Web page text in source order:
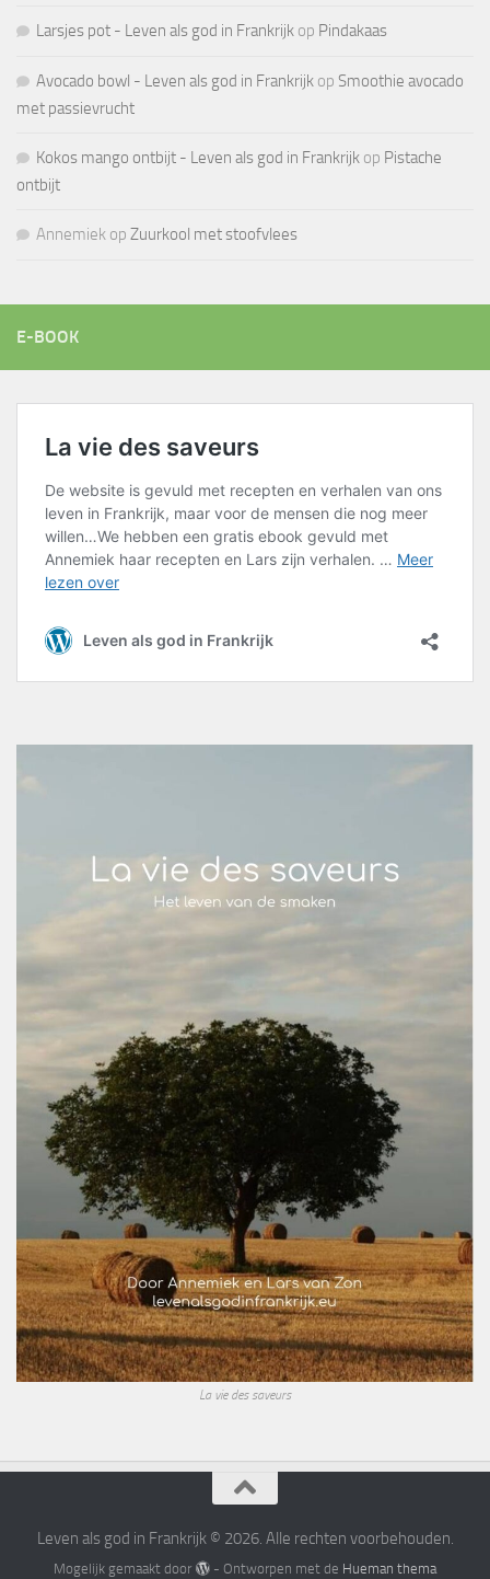
Larsjes pot - Leven als god in Frankrijk op Pindakaas
Avocado bowl - Leven als god in Frankrijk op Smoothie avocado
met passievrucht
Kokos mango ontbijt - Leven als god in Frankrijk op Pistache
ontbijt
Annemiek op Zuurkool met stoofvlees
E-BOOK
La vie des saveurs
Leven als god in Frankrijk © 2026. Alle rechten voorbehouden.
Mogelijk gemaakt door - Ontworpen met de Hueman thema